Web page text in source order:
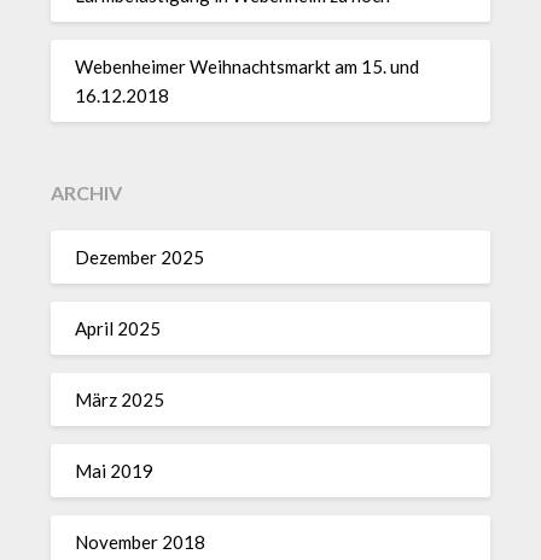
Webenheimer Weihnachtsmarkt am 15. und
16.12.2018
ARCHIV
Dezember 2025
April 2025
März 2025
Mai 2019
November 2018